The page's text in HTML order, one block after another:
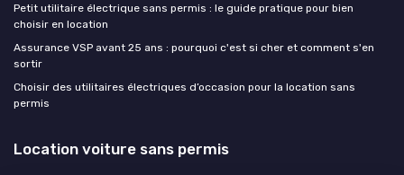
Petit utilitaire électrique sans permis : le guide pratique pour bien
choisir en location
Assurance VSP avant 25 ans : pourquoi c'est si cher et comment s'en
sortir
Choisir des utilitaires électriques d’occasion pour la location sans
permis
Location voiture sans permis